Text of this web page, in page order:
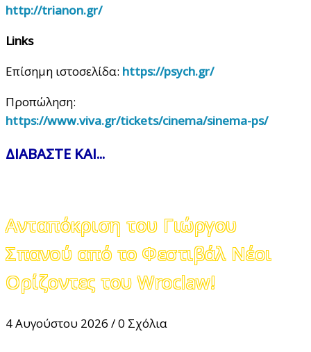
http://trianon.gr/
Links
Επίσημη ιστοσελίδα: https://psych.gr/
Προπώληση:
https://www.viva.gr/tickets/cinema/sinema-ps/
ΔΙΑΒΑΣΤΕ ΚΑΙ...
Ανταπόκριση του Γιώργου
Σπανού από το Φεστιβάλ Νέοι
Ορίζοντες του Wroclaw!
4 Αυγούστου 2026 /0 Σχόλια